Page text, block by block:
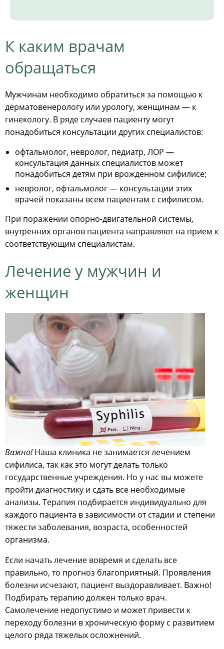
К каким врачам
обращаться
Мужчинам необходимо обратиться за помощью к
дерматовенерологу или урологу, женщинам — к
гинекологу. В ряде случаев пациенту могут
понадобиться консультации других специалистов:
офтальмолог, невролог, педиатр, ЛОР —
консультация данных специалистов может
понадобиться детям при врожденном сифилисе;
невролог, офтальмолог — консультации этих
врачей показаны всем пациентам с сифилисом.
При поражении опорно-двигательной системы,
внутренних органов пациента направляют на прием к
соответствующим специалистам.
Лечение у мужчин и
женщин
Важно!Наша клиника не занимается лечением
сифилиса, так как это могут делать только
государственные учреждения. Но у нас вы можете
пройти диагностику и сдать все необходимые
анализы. Терапия подбирается индивидуально для
каждого пациента в зависимости от стадии и степени
тяжести заболевания, возраста, особенностей
организма.
Если начать лечение вовремя и сделать все
правильно, то прогноз благоприятный. Проявления
болезни исчезают, пациент выздоравливает. Важно!
Подбирать терапию должен только врач.
Самолечение недопустимо и может привести к
переходу болезни в хроническую форму с развитием
целого ряда тяжелых осложнений.